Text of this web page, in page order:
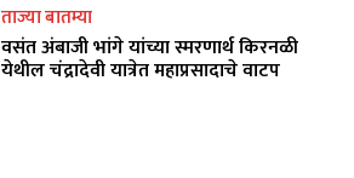
ताज्या बातम्या
वसंत अंबाजी भांगे यांच्या स्मरणार्थ किरनळी
येथील चंद्रादेवी यात्रेत महाप्रसादाचे वाटप